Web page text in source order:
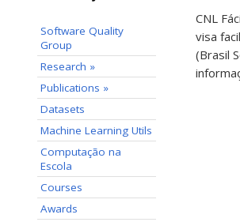
Software Quality
Group
Research »
Publications »
Datasets
Machine Learning Utils
Computação na
Escola
Courses
Awards
CNL
visa
(Brasil